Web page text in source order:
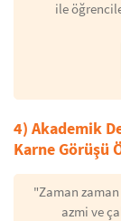
ile
4) Akademik
Karne Görüşü
"Zaman
azmi ve